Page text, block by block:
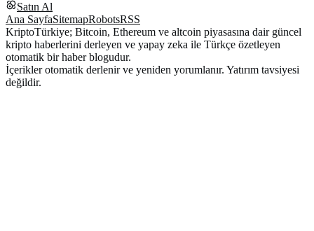
Satın Al
Ana SayfaSitemapRobotsRSS
KriptoTürkiye; Bitcoin, Ethereum ve altcoin piyasasına dair güncel
kripto haberlerini derleyen ve yapay zeka ile Türkçe özetleyen
otomatik bir haber blogudur.
İçerikler otomatik derlenir ve yeniden yorumlanır. Yatırım tavsiyesi
değildir.